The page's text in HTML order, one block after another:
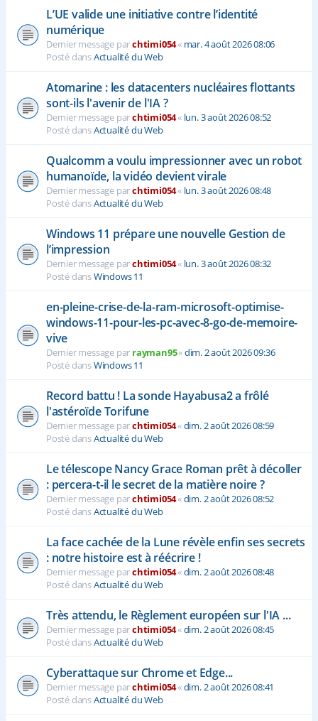
L’UE valide une initiative contre l’identité
numérique
Dernier message parchtimi054« mar. 4 août 2026 08:06
Posté dansActualité du Web
Atomarine : les datacenters nucléaires flottants
sont-ils l'avenir de l'IA ?
Dernier message parchtimi054« lun. 3 août 2026 08:52
Posté dansActualité du Web
Qualcomm a voulu impressionner avec un robot
humanoïde, la vidéo devient virale
Dernier message parchtimi054« lun. 3 août 2026 08:48
Posté dansActualité du Web
Windows 11 prépare une nouvelle Gestion de
l’impression
Dernier message parchtimi054« lun. 3 août 2026 08:32
Posté dansWindows 11
en-pleine-crise-de-la-ram-microsoft-optimise-
windows-11-pour-les-pc-avec-8-go-de-memoire-
vive
Dernier message par rayman95«dim. 2 août 2026 09:36
Posté dansWindows 11
Record battu ! La sonde Hayabusa2 a frôlé
l'astéroïde Torifune
Dernier message parchtimi054«dim. 2 août 2026 08:59
Posté dansActualité du Web
Le télescope Nancy Grace Roman prêt à décoller
: percera-t-il le secret de la matière noire ?
Dernier message parchtimi054«dim. 2 août 2026 08:52
Posté dansActualité du Web
La face cachée de la Lune révèle enfin ses secrets
: notre histoire est à réécrire !
Dernier message parchtimi054«dim. 2 août 2026 08:48
Posté dansActualité du Web
Très attendu, le Règlement européen sur l'IA ...
Dernier message parchtimi054«dim. 2 août 2026 08:45
Posté dansActualité du Web
Cyberattaque sur Chrome et Edge...
Dernier message parchtimi054«dim. 2 août 2026 08:41
Posté dansActualité du Web